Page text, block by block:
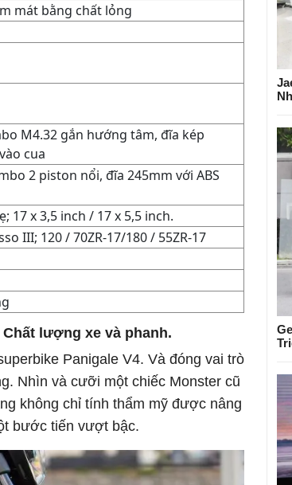
mát bằng chất lỏng
M4.32 gắn hướng tâm, đĩa kép
cua
2 piston nổi, đĩa 245mm với ABS
17 x 3,5 inch / 17 x 5,5 inch.
III; 120 / 70ZR-17/180 / 55ZR-17
lượng xe và phanh.
Panigale V4. Và đóng vai trò
Nhìn và cưỡi một chiếc Monster cũ
không chỉ tính thẩm mỹ được nâng
bước tiến vượt bậc.